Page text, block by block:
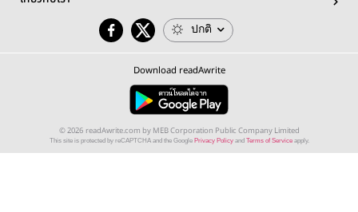
ปกติ
Download readAwrite
© 2026 readAwrite.com by MEB Corporation Public Company Limited
This site is protected by reCAPTCHA and the Google Privacy Policyand Terms of Serviceapply.